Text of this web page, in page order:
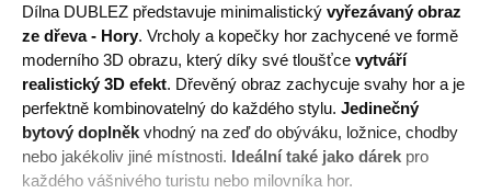
Dílna DUBLEZ představuje minimalistický vyřezávaný obraz
ze dřeva - Hory. Vrcholy a kopečky hor zachycené ve formě
moderního 3D obrazu, který díky své tloušťce vytváří
realistický 3D efekt. Dřevěný obraz zachycuje svahy hor a je
perfektně kombinovatelný do každého stylu. Jedinečný
bytový doplněk vhodný na zeď do obýváku, ložnice, chodby
nebo jakékoliv jiné místnosti. Ideální také jako dárek pro
každého vášnivého turistu nebo milovníka hor.